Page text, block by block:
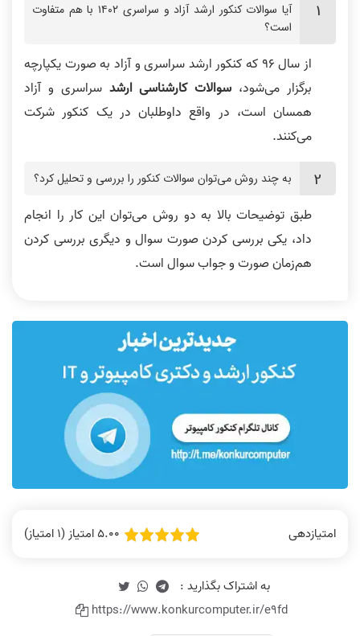
آیا سوالات کنکور ارشد آزاد و سراسری ۱۴۰۲ با هم متفاوت
است؟
از سال 96 که کنکور ارشد سراسری و آزاد به صورت یکپارچه
برگزار می‌شود، سوالات کارشناسی ارشد سراسری و آزاد
همسان است، در واقع داوطلبان در یک کنکور شرکت
می‌کنند.
به چند روش می‌توان سوالات کنکور را بررسی و تحلیل کرد؟
طبق توضیحات بالا به دو روش می‌توان این کار را انجام
داد، یکی بررسی کردن صورت سوال و دیگری بررسی کردن
هم‌زمان صورت و جواب سوال است.
امتیازدهی 5.00 امتیاز (1 امتیاز)
https://www.konkurcomputer.ir/e9fd